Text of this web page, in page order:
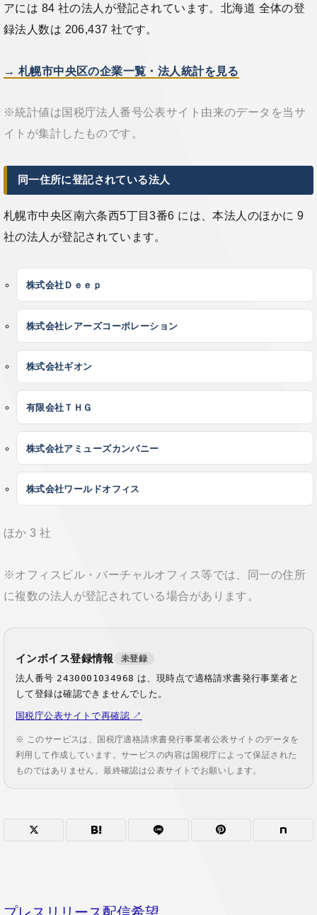
アには 84 社の法人が登記されています。北海道 全体の登
録法人数は 206,437 社です。
→ 札幌市中央区の企業一覧・法人統計を見る
※統計値は国税庁法人番号公表サイト由来のデータを当サ
イトが集計したものです。
同一住所に登記されている法人
札幌市中央区南六条西5丁目3番6 には、本法人のほかに 9
社の法人が登記されています。
株式会社Ｄｅｅｐ
株式会社レアーズコーポレーション
株式会社ギオン
有限会社ＴＨＧ
株式会社アミューズカンパニー
株式会社ワールドオフィス
ほか 3 社
※オフィスビル・バーチャルオフィス等では、同一の住所
に複数の法人が登記されている場合があります。
インボイス登録情報 未登録
法人番号 2430001034968 は、現時点で適格請求書発行事業者と
して登録は確認できませんでした。
国税庁公表サイトで再確認 ↗
※ このサービスは、国税庁適格請求書発行事業者公表サイトのデータを
利用して作成しています。サービスの内容は国税庁によって保証された
ものではありません。最終確認は公表サイトでお願いします。
プレスリリース配信希望